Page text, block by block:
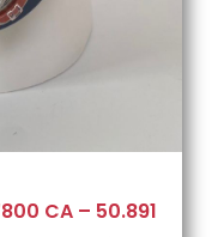
CA – 50.891